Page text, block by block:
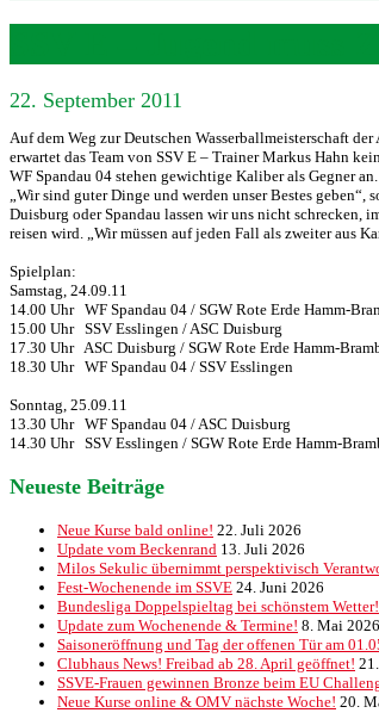
22. September 2011
Auf dem Weg zur Deutschen Wasserballmeisterschaft
erwartet das Team von SSV E – Trainer Markus Hahn
WF Spandau 04 stehen gewichtige Kaliber als Gegner an.
„Wir sind guter Dinge und werden unser Bestes
Duisburg oder Spandau lassen wir uns nicht schrecken,
reisen wird. „Wir müssen auf jeden Fall als zweiter aus
Spielplan:
Samstag, 24.09.11
14.00 Uhr WF Spandau 04 / SGW Rote Erde Hamm-
15.00 Uhr SSV Esslingen / ASC Duisburg
17.30 Uhr ASC Duisburg / SGW Rote Erde Hamm-
18.30 Uhr WF Spandau 04 / SSV Esslingen
Sonntag, 25.09.11
13.30 Uhr WF Spandau 04 / ASC Duisburg
14.30 Uhr SSV Esslingen / SGW Rote Erde Hamm-
Neueste Beiträge
Neue Kurse bald online! 22. Juli 2026
Update vom Beckenrand 13. Juli 2026
Milos Sekulic übernimmt perspektivisch
Fest-Wochenende im SSVE 24. Juni 2026
Bundesliga Doppelspieltag bei schönstem Wetter!
Update zum Wochenende & Termine! 8. Mai 2026
Saisoneröffnung und Tag der offenen Tür am
Clubhaus News! Freibad ab 28. April geöffnet!
SSVE-Frauen gewinnen Bronze beim EU
Neue Kurse online & OMV nächste Woche! 20.